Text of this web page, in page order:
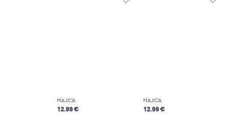
MAJICA
12.99 €
MAJICA
12.99 €